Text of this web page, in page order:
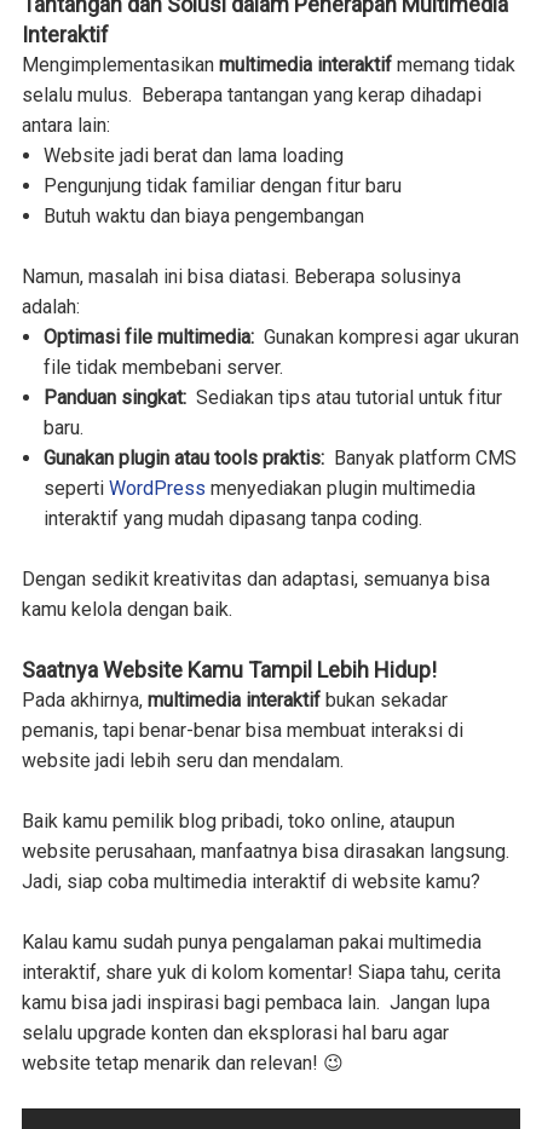
Interaktif
Mengimplementasikan multimedia interaktif memang tidak
selalu mulus. Beberapa tantangan yang kerap dihadapi
antara lain:
Website jadi berat dan lama loading
Pengunjung tidak familiar dengan fitur baru
Butuh waktu dan biaya pengembangan
Namun, masalah ini bisa diatasi. Beberapa solusinya
adalah:
Optimasi file multimedia: Gunakan kompresi agar ukuran
file tidak membebani server.
Panduan singkat: Sediakan tips atau tutorial untuk fitur
baru.
Gunakan plugin atau tools praktis: Banyak platform CMS
seperti WordPress menyediakan plugin multimedia
interaktif yang mudah dipasang tanpa coding.
Dengan sedikit kreativitas dan adaptasi, semuanya bisa
kamu kelola dengan baik.
Saatnya Website Kamu Tampil Lebih Hidup!
Pada akhirnya, multimedia interaktif bukan sekadar
pemanis, tapi benar-benar bisa membuat interaksi di
website jadi lebih seru dan mendalam.
Baik kamu pemilik blog pribadi, toko online, ataupun
website perusahaan, manfaatnya bisa dirasakan langsung.
Jadi, siap coba multimedia interaktif di website kamu?
Kalau kamu sudah punya pengalaman pakai multimedia
interaktif, share yuk di kolom komentar! Siapa tahu, cerita
kamu bisa jadi inspirasi bagi pembaca lain. Jangan lupa
selalu upgrade konten dan eksplorasi hal baru agar
website tetap menarik dan relevan! 😉